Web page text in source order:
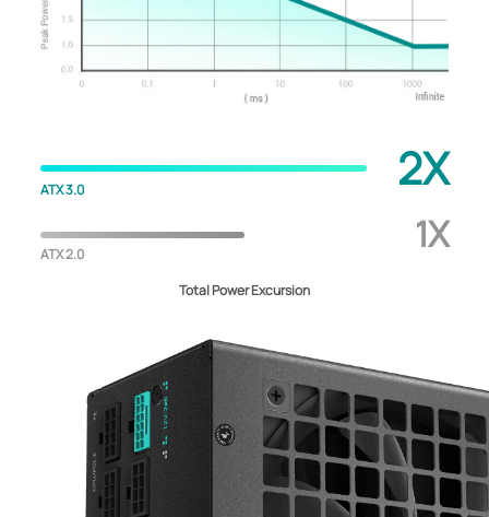
2X
ATX 3.0
1X
ATX 2.0
Total Power Excursion